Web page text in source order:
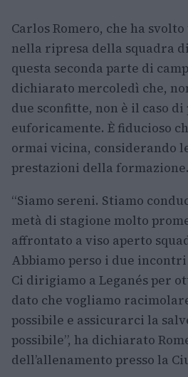
Carlos Romero, che ha
nella ripresa della squadra
questa seconda parte di
dichiarato mercoledì che,
due sconfitte, non è il caso
euforicamente. È fiducioso
ormai vicina, considerando
prestazioni della formazione.
“Siamo sereni. Stiamo
metà di stagione molto
affrontato a viso aperto
Abbiamo perso i due
Ci dirigiamo a Leganés per
dato che vogliamo
possibile e assicurarci la
possibile”, ha dichiarato
dell’allenamento presso la